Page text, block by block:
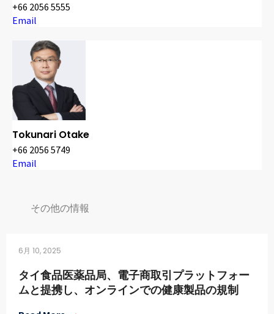
+66 2056 5555
Email
Tokunari Otake
+66 2056 5749
Email
その他の情報
6月 10, 2025
タイ食品医薬品局、電子商取引プラットフォー
ムと提携し、オンラインでの健康製品の規制